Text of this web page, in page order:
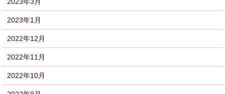
2023年1月
2022年12月
2022年11月
2022年10月